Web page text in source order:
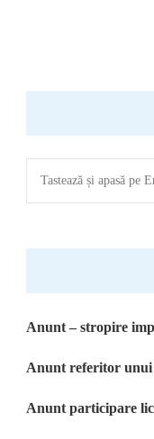
ceva?
Anunt – stropire
Anunt referitor unui
Anunt participare